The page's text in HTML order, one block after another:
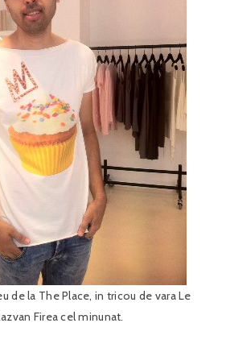
de la The Place, in tricou de vara Le
Firea cel minunat.